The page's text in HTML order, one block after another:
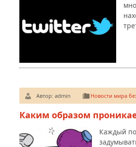
Автор: admin Новости мира
Каким образом
Каждый